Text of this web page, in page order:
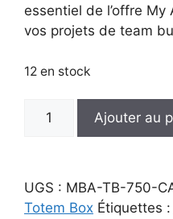
essentiel de l’offre
vos projets de team
12 en stock
quantité
750x1500mm
pour
Ajouter au
UGS : MBA-TB-750-
Totem Box Étiquettes :